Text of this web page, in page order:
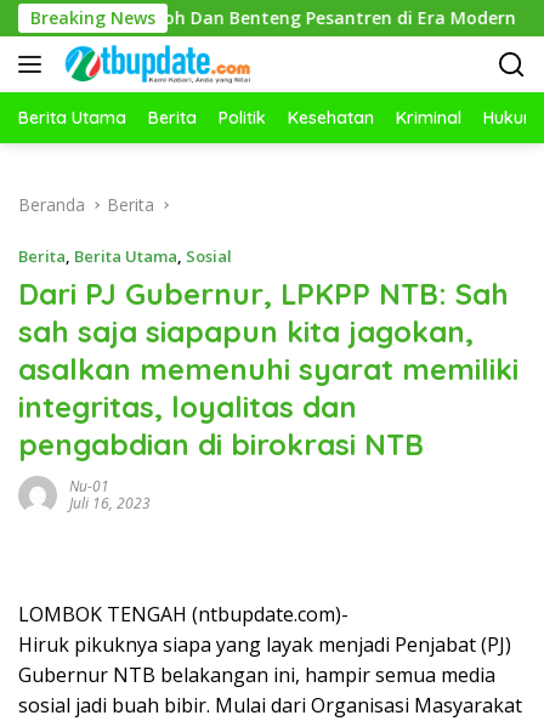
Langsung
ke
konten
Breaking News
Dan Benteng Pesantren di Era Modern
Berita Utama Berita Politik Kesehatan Kriminal Hukum
Beranda Berita
Berita, Berita Utama, Sosial
Dari PJ Gubernur, LPKPP NTB: Sah
sah saja siapapun kita jagokan,
asalkan memenuhi syarat memiliki
integritas, loyalitas dan
pengabdian di birokrasi NTB
Nu-01
Juli 16, 2023
LOMBOK TENGAH (ntbupdate.com)-
Hiruk pikuknya siapa yang layak menjadi Penjabat (PJ)
Gubernur NTB belakangan ini, hampir semua media
sosial jadi buah bibir. Mulai dari Organisasi Masyarakat